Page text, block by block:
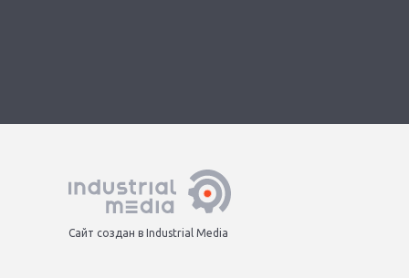
Сайт создан в Industrial Media